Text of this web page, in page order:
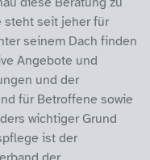
steht seit jeher für
seinem Dach finden
Angebote und
und der
für Betroffene sowie
wichtiger Grund
ist der